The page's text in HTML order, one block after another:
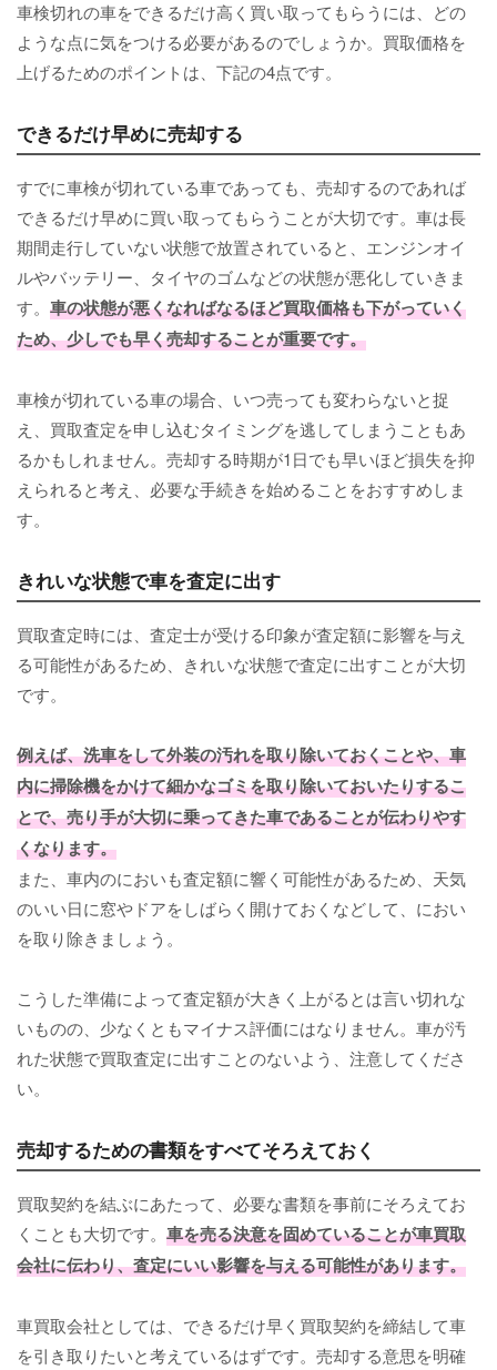
車検切れの車をできるだけ高く買い取ってもらうには、どの
ような点に気をつける必要があるのでしょうか。買取価格を
上げるためのポイントは、下記の4点です。
できるだけ早めに売却する
すでに車検が切れている車であっても、売却するのであれば
できるだけ早めに買い取ってもらうことが大切です。車は長
期間走行していない状態で放置されていると、エンジンオイ
ルやバッテリー、タイヤのゴムなどの状態が悪化していきま
す。 車の状態が悪くなればなるほど買取価格も下がっていく
ため、少しでも早く売却することが重要です。
車検が切れている車の場合、いつ売っても変わらないと捉
え、買取査定を申し込むタイミングを逃してしまうこともあ
るかもしれません。売却する時期が1日でも早いほど損失を抑
えられると考え、必要な手続きを始めることをおすすめしま
す。
きれいな状態で車を査定に出す
買取査定時には、査定士が受ける印象が査定額に影響を与え
る可能性があるため、きれいな状態で査定に出すことが大切
です。
例えば、洗車をして外装の汚れを取り除いておくことや、車
内に掃除機をかけて細かなゴミを取り除いておいたりするこ
とで、売り手が大切に乗ってきた車であることが伝わりやす
くなります。
また、車内のにおいも査定額に響く可能性があるため、天気
のいい日に窓やドアをしばらく開けておくなどして、におい
を取り除きましょう。
こうした準備によって査定額が大きく上がるとは言い切れな
いものの、少なくともマイナス評価にはなりません。車が汚
れた状態で買取査定に出すことのないよう、注意してくださ
い。
売却するための書類をすべてそろえておく
買取契約を結ぶにあたって、必要な書類を事前にそろえてお
くことも大切です。 車を売る決意を固めていることが車買取
会社に伝わり、査定にいい影響を与える可能性があります。
車買取会社としては、できるだけ早く買取契約を締結して車
を引き取りたいと考えているはずです。売却する意思を明確